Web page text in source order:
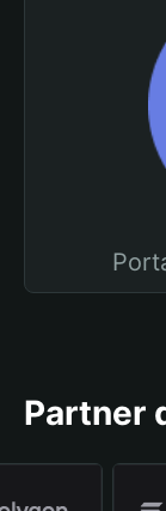
Partner